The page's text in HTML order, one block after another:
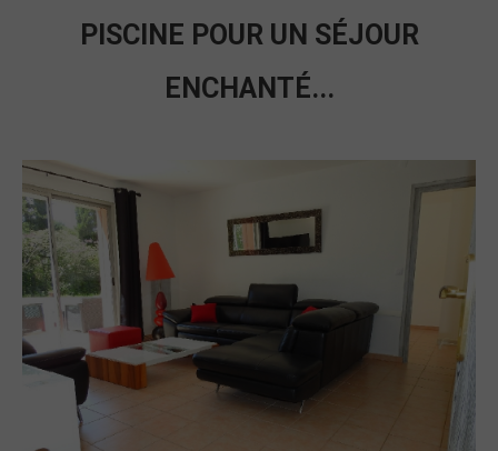
PISCINE POUR UN SÉJOUR
ENCHANTÉ...